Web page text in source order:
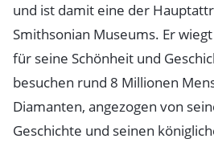
und ist damit eine der
Smithsonian Museums. Er
für seine Schönheit und
besuchen rund 8 Millionen
Diamanten, angezogen von
Geschichte und seinen